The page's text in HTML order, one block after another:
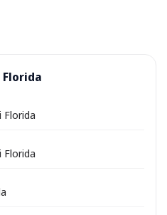
Florida
Florida